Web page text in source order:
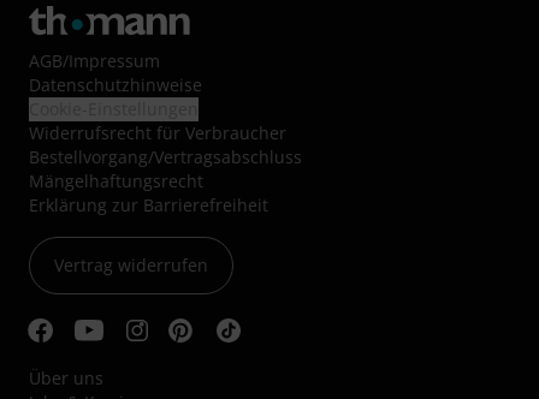
AGB/Impressum
Datenschutzhinweise
Widerrufsrecht für Verbraucher
Bestellvorgang/Vertragsabschluss
Mängelhaftungsrecht
Erklärung zur Barrierefreiheit
Vertrag widerrufen
Über uns